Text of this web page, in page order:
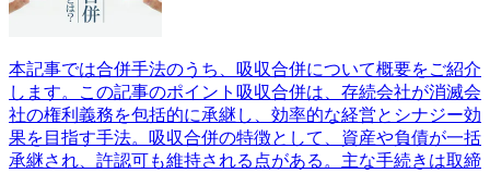
本記事では合併手法のうち、吸収合併について概要をご紹介
します。この記事のポイント吸収合併は、存続会社が消滅会
社の権利義務を包括的に承継し、効率的な経営とシナジー効
果を目指す手法。吸収合併の特徴として、資産や負債が一括
承継され、許認可も維持される点がある。主な手続きは取締